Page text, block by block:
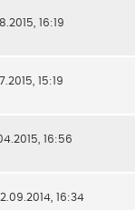
16:19
15:19
16:56
16:34